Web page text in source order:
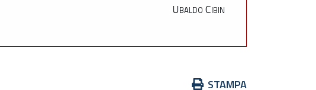
Ubaldo Cibin
Azioni STAMPA